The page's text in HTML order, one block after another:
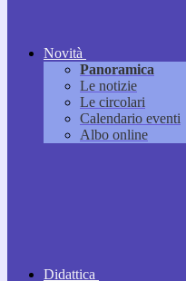
Novità
Panoramica
Le notizie
Le circolari
Calendario eventi
Albo online
Didattica